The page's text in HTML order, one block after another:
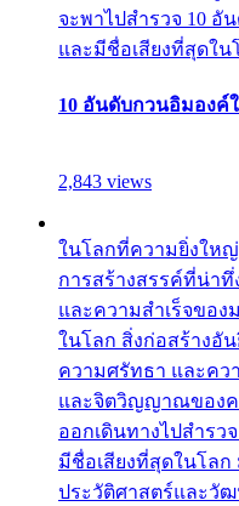
จะพาไปสำรวจ 10
และมีชื่อเสียงที่สุดใ
10 อันดับกวนอิมองค์
2,843 views
ในโลกที่ความยิ่งให
การสร้างสรรค์ที่น่า
และความสำเร็จขอ
ในโลก สิ่งก่อสร้างอั
ความศรัทธา และคว
และจิตวิญญาณของค
ออกเดินทางไปสำร
มีชื่อเสียงที่สุดในโล
ประวัติศาสตร์และวั